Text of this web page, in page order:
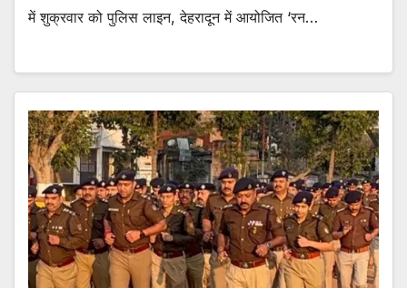
में शुक्रवार को पुलिस लाइन, देहरादून में आयोजित ‘रन…